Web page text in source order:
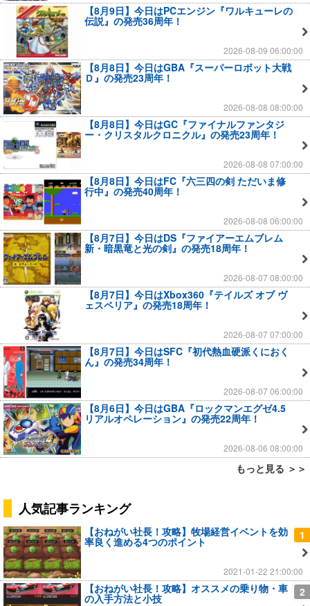
【8月9日】今日はPCエンジン『ワルキューレの
伝説』の発売36周年！
2026-08-09 06:00:00
【8月8日】今日はGBA『スーパーロボット大戦
Ｄ』の発売23周年！
2026-08-08 08:00:00
【8月8日】今日はGC『ファイナルファンタジ
ー・クリスタルクロニクル』の発売23周年！
2026-08-08 07:00:00
【8月8日】今日はFC『六三四の剣 ただいま修
行中』の発売40周年！
2026-08-08 06:00:00
【8月7日】今日はDS『ファイアーエムブレム
新・暗黒竜と光の剣』の発売18周年！
2026-08-07 08:00:00
【8月7日】今日はXbox360『テイルズ オブ ヴ
ェスペリア』の発売18周年！
2026-08-07 07:00:00
【8月7日】今日はSFC『初代熱血硬派くにおく
ん』の発売34周年！
2026-08-07 06:00:00
【8月6日】今日はGBA『ロックマンエグゼ4.5
リアルオペレーション』の発売22周年！
2026-08-06 08:00:00
もっと見る ＞＞
人気記事ランキング
1
【おねがい社長！攻略】牧場経営イベントを効
率良く進める4つのポイント
2021-01-22 21:00:00
2
【おねがい社長！攻略】オススメの乗り物・車
の入手方法と小技